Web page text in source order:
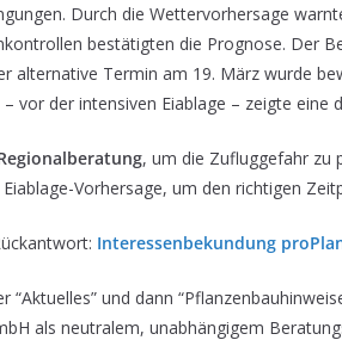
Durch die Wettervorhersage
bestätigten die Prognose. Der
alternative Termin am 19. März wurde
vor der intensiven Eiablage – zeigte eine
, um die Zufluggefahr zu
Vorhersage, um den richtigen
Interessenbekundung
“Aktuelles” und dann
als neutralem, unabhängigem